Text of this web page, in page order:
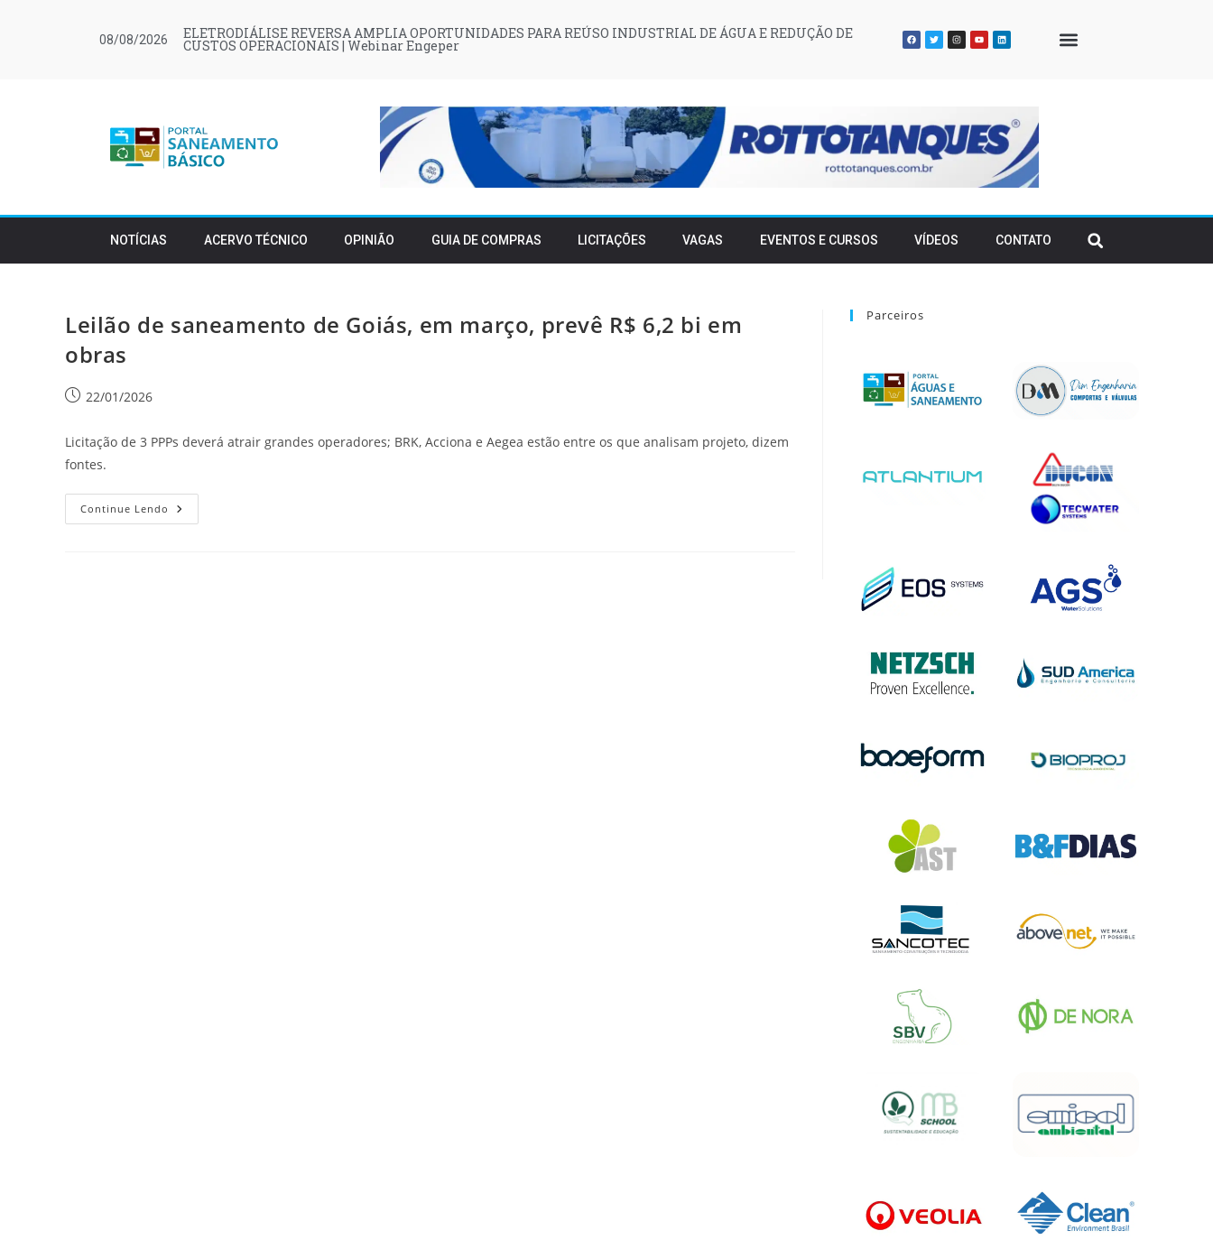
08/08/2026 ELETRODIÁLISE REVERSA AMPLIA OPORTUNIDADES PARA REÚSO INDUSTRIAL DE ÁGUA E REDUÇÃO DE
CUSTOS OPERACIONAIS | Webinar Engeper
NOTÍCIAS ACERVO TÉCNICO OPINIÃO GUIA DE COMPRAS LICITAÇÕES VAGAS EVENTOS E CURSOS VÍDEOS CONTATO
Leilão de saneamento de Goiás, em março, prevê R$ 6,2 bi em
obras
22/01/2026
Licitação de 3 PPPs deverá atrair grandes operadores; BRK, Acciona e Aegea estão entre os que analisam projeto, dizem
fontes.
Continue Lendo
Parceiros